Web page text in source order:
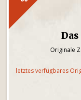
Originale
letztes verfügbares